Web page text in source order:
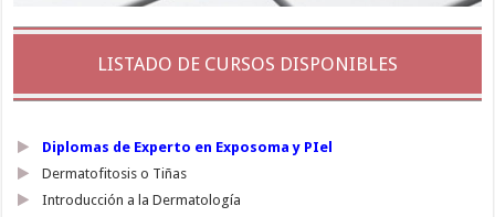
LISTADO DE CURSOS DISPONIBLES
Diplomas de Experto en Exposoma y PIel
Dermatofitosis o Tiñas
Introducción a la Dermatología